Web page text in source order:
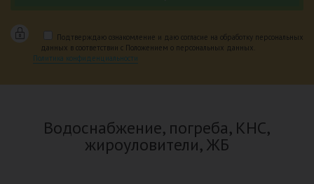
Подтверждаю ознакомление и даю согласие на обработку персональных
данных в соответствии с Положением о персональных данных.
Политика конфиденциальности
Водоснабжение, погреба, КНС,
жироуловители, ЖБ